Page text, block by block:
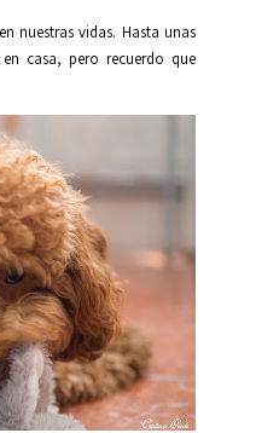
nuestras vidas. Hasta unas
casa, pero recuerdo que